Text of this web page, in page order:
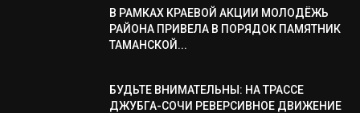
В РАМКАХ КРАЕВОЙ АКЦИИ МОЛОДЁЖЬ
РАЙОНА ПРИВЕЛА В ПОРЯДОК ПАМЯТНИК
ТАМАНСКОЙ...
БУДЬТЕ ВНИМАТЕЛЬНЫ: НА ТРАССЕ
ДЖУБГА-СОЧИ РЕВЕРСИВНОЕ ДВИЖЕНИЕ